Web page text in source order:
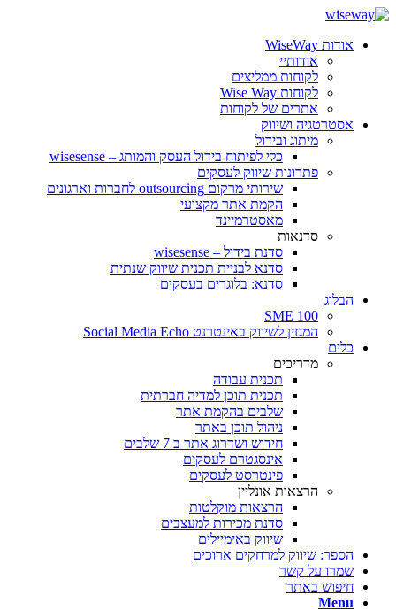
אודות WiseWay
אודותיי
לקוחות ממליצים
לקוחות Wise Way
אתרים של לקוחות
אסטרטגיה ושיווק
מיתוג ובידול
כלי לפיתוח בידול העסק והמותג – wisesense
פתרונות שיווק לעסקים
שירותי מרקום outsourcing לחברות וארגונים
הקמת אתר מקצועי
מאסטרמיינד
סדנאות
סדנת בידול – wisesense
סדנא לבניית תכנית שיווק שנתית
סדנא: בלוגרים בעסקים
הבלוג
SME 100
המגזין לשיווק באינטרנט Social Media Echo
כלים
מדריכים
תכנית עבודה
תכנית תוכן למדיה חברתית
שלבים בהקמת אתר
ניהול תוכן באתר
חידוש ושדרוג אתר ב 7 שלבים
אינסגטרם לעסקים
פינטרסט לעסקים
הרצאות אונליין
הרצאות מוקלטות
סדנת מכירות למעצבים
שיווק באימיילים
הספר: שיווק למרחקים ארוכים
שמרו על קשר
חיפוש באתר
Menu